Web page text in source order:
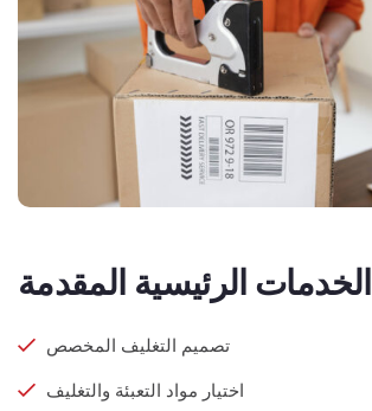
الخدمات الرئيسية المقدمة
تصميم التغليف المخصص
اختيار مواد التعبئة والتغليف